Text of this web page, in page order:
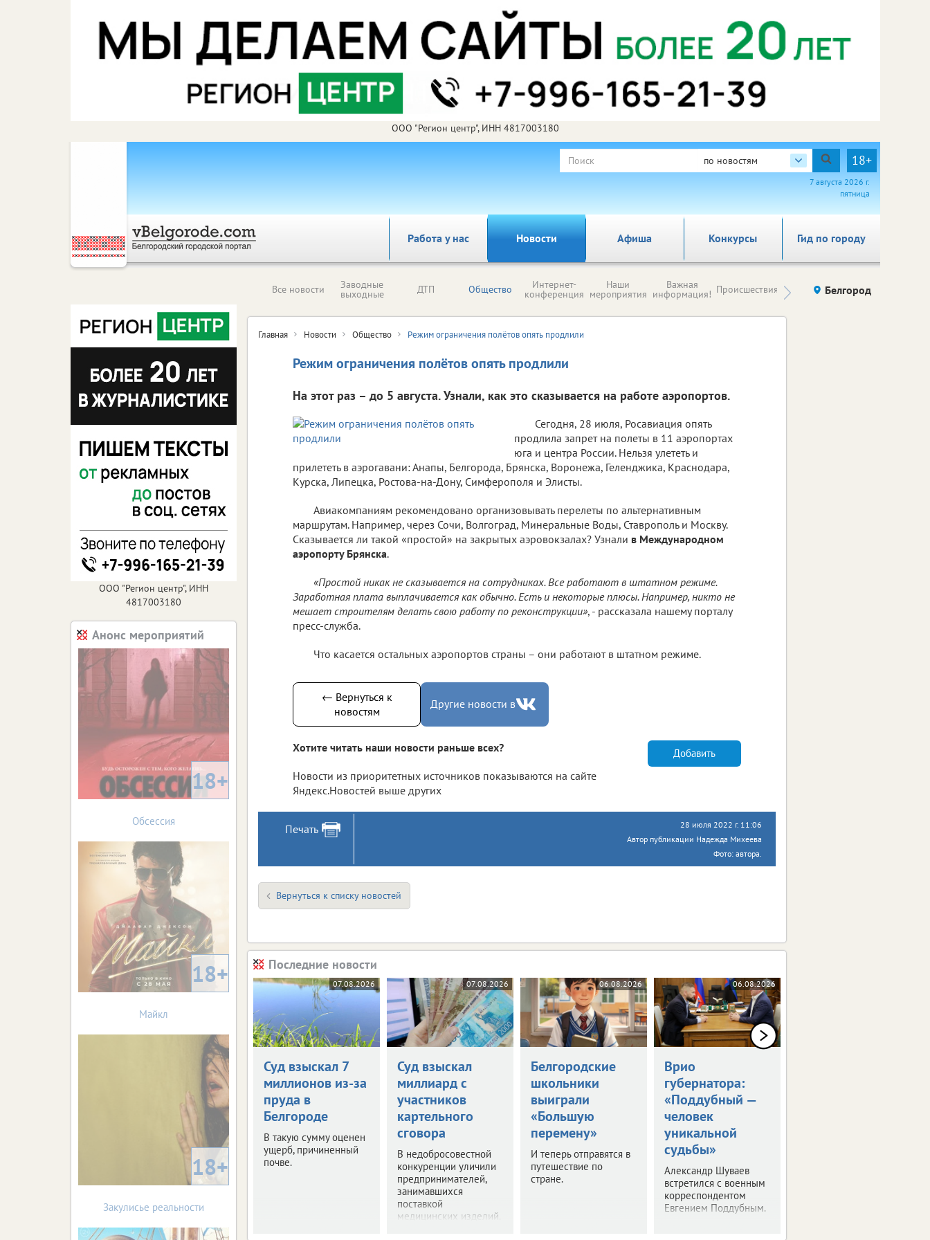
ООО "Регион центр", ИНН 4817003180
по новостям 18+
7 августа 2026 г.
пятница
Работа у нас Новости Афиша Гид по городу
Конкурсы
Все новости Заводные
выходные ДТП Общество Интернет-
конференция
Наши
мероприятия
Важная
информация! Происшествия Здоровье компаний (на
правах
Белгород
Главная Новости Общество Режим ограничения полётов опять продлили
Режим ограничения полётов опять продлили
На этот раз – до 5 августа. Узнали, как это сказывается на работе аэропортов.
Сегодня, 28 июля, Росавиация опять
продлила запрет на полеты в 11 аэропортах
юга и центра России. Нельзя улететь и
прилететь в аэрогавани: Анапы, Белгорода, Брянска, Воронежа, Геленджика, Краснодара,
Курска, Липецка, Ростова-на-Дону, Симферополя и Элисты.
Авиакомпаниям рекомендовано организовывать перелеты по альтернативным
маршрутам. Например, через Сочи, Волгоград, Минеральные Воды, Ставрополь и Москву.
Сказывается ли такой «простой» на закрытых аэровокзалах? Узнали в Международном
аэропорту Брянска.
«Простой никак не сказывается на сотрудниках. Все работают в штатном режиме.
Заработная плата выплачивается как обычно. Есть и некоторые плюсы. Например, никто не
мешает строителям делать свою работу по реконструкции», - рассказала нашему порталу
пресс-служба.
Что касается остальных аэропортов страны – они работают в штатном режиме.
← Вернуться к
новостям
Другие новости в
Хотите читать наши новости раньше всех?
Новости из приоритетных источников показываются на сайте
Яндекс.Новостей выше других
Добавить
Печать
28 июля 2022 г. 11:06
Автор публикации Надежда Михеева
Фото: автора.
Вернуться к списку новостей
Последние новости
07.08.2026
Суд взыскал 7
миллионов из-за
пруда в
Белгороде
В такую сумму оценен
ущерб, причиненный
почве.
07.08.2026
Суд взыскал
миллиард с
участников
картельного
сговора
В недобросовестной
конкуренции уличили
предпринимателей,
занимавшихся
поставкой
медицинских изделий.
06.08.2026
Белгородские
школьники
выиграли
«Большую
перемену»
И теперь отправятся в
путешествие по
стране.
06.08.2026
Врио
губернатора:
«Поддубный —
человек
уникальной
судьбы»
Александр Шуваев
встретился с военным
корреспондентом
Евгением Поддубным.
ООО "Регион центр", ИНН
4817003180
Анонс мероприятий
18+
Обсессия
18+
Майкл
18+
Закулисье реальности